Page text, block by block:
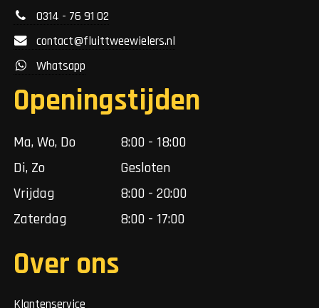
0314 - 76 91 02
contact@fluittweewielers.nl
Whatsapp
Openingstijden
Ma, Wo, Do
8:00 - 18:00
Di, Zo
Gesloten
Vrijdag
8:00 - 20:00
Zaterdag
8:00 - 17:00
Over ons
Klantenservice